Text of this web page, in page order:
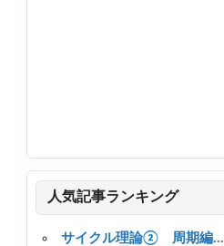
人気記事ランキング
サイクル理論② 周期編...